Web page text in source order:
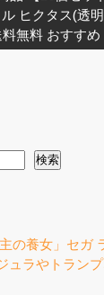
ヒクタス(透
無料 おすすめ
検索
の養女」セガ
ュラやトラン